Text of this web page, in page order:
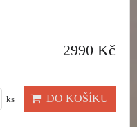
2990 Kč
ks DO KOŠÍKU